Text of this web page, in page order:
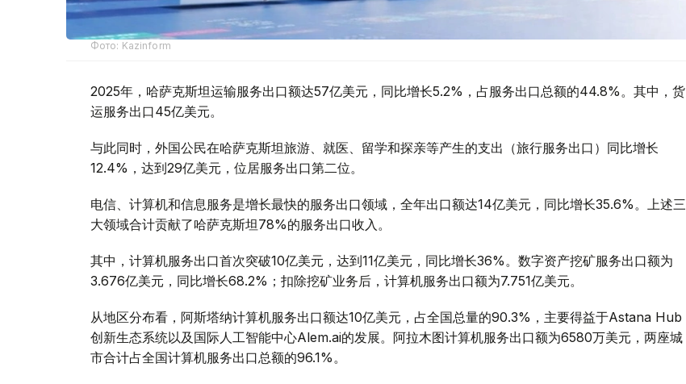
Фото: Kazinform
2025年，哈萨克斯坦运输服务出口额达57亿美元，同比增长5.2%，占服务出口总额的44.8%。其中，货
运服务出口45亿美元。
与此同时，外国公民在哈萨克斯坦旅游、就医、留学和探亲等产生的支出（旅行服务出口）同比增长
12.4%，达到29亿美元，位居服务出口第二位。
电信、计算机和信息服务是增长最快的服务出口领域，全年出口额达14亿美元，同比增长35.6%。上述三
大领域合计贡献了哈萨克斯坦78%的服务出口收入。
其中，计算机服务出口首次突破10亿美元，达到11亿美元，同比增长36%。数字资产挖矿服务出口额为
3.676亿美元，同比增长68.2%；扣除挖矿业务后，计算机服务出口额为7.751亿美元。
从地区分布看，阿斯塔纳计算机服务出口额达10亿美元，占全国总量的90.3%，主要得益于Astana Hub
创新生态系统以及国际人工智能中心Alem.ai的发展。阿拉木图计算机服务出口额为6580万美元，两座城
市合计占全国计算机服务出口总额的96.1%。